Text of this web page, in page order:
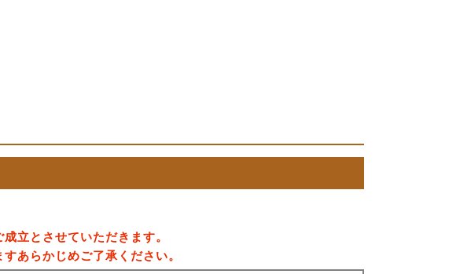
立とさせていただきます。
あらかじめご了承ください。